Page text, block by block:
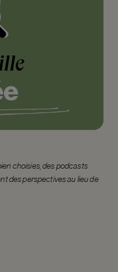
choisies, des podcasts
des perspectives au lieu de